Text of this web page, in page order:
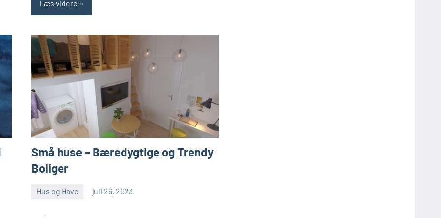
Læs videre
Små huse – Bæredygtige og Trendy
Boliger
Hus og Have juli 26, 2023